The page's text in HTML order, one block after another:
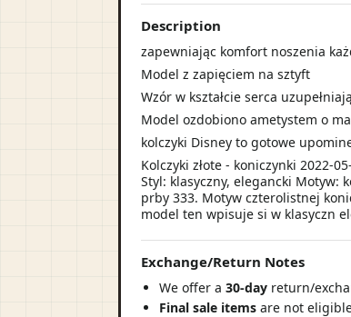
Description
zapewniając komfort noszenia
Model z zapięciem na sztyft
Wzór w kształcie serca
Model ozdobiono ametystem o
kolczyki Disney to gotowe
Kolczyki złote - koniczynki 2022-
Styl: klasyczny, elegancki Motyw:
prby 333. Motyw czterolistnej
model ten wpisuje si w klasyczn
Exchange/Return Notes
We offer a 30-day return/
Final sale items are not